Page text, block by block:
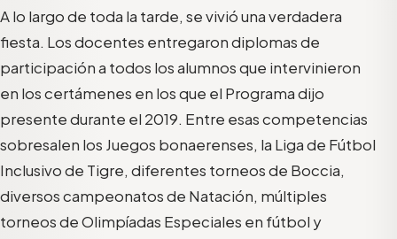
A lo largo de toda la tarde, se vivió una verdadera
fiesta. Los docentes entregaron diplomas de
participación a todos los alumnos que intervinieron
en los certámenes en los que el Programa dijo
presente durante el 2019. Entre esas competencias
sobresalen los Juegos bonaerenses, la Liga de Fútbol
Inclusivo de Tigre, diferentes torneos de Boccia,
diversos campeonatos de Natación, múltiples
torneos de Olimpíadas Especiales en fútbol y